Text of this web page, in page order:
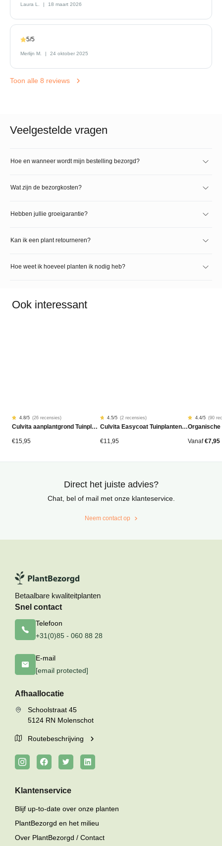
Laura L. 18 maart 2026
5/5
Merlijn M. 24 oktober 2025
Toon alle 8 reviews
Veelgestelde vragen
Hoe en wanneer wordt mijn bestelling bezorgd?
Wat zijn de bezorgkosten?
Hebben jullie groeigarantie?
Kan ik een plant retourneren?
Hoe weet ik hoeveel planten ik nodig heb?
Ook interessant
Gewaardeerd
4.77
gebaseerd
op
26
4.8/5 (26 recensies)
Culvita aanplantgrond Tuinplanten, Bomen & Hagen BIO 40L
€15,95
Gewaardeerd
4.50
gebaseerd
op
2
4.5/5 (2 recensies)
Culvita Easycoat Tuinplantenmest (langdurige werking)
€11,95
Gewaardeerd
4.42
gebaseerd
op
90
4.4/5 (90
Vanaf €7,95
Direct het juiste advies?
Chat, bel of mail met onze klanteservice.
Neem contact op
Betaalbare kwaliteitplanten
Snel contact
Telefoon
+31(0)85 - 060 88 28
E-mail
[email protected]
Afhaallocatie
Schoolstraat 45
5124 RN Molenschot
Routebeschrijving
Klantenservice
Blijf up-to-date over onze planten
PlantBezorgd en het milieu
Over PlantBezorgd / Contact